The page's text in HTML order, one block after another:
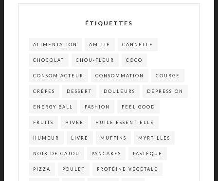
ÉTIQUETTES
ALIMENTATION AMITIÉ CANNELLE
CHOCOLAT CHOU-FLEUR COCO
CONSOM'ACTEUR CONSOMMATION COURGE
CRÊPES DESSERT DOULEURS DÉPRESSION
ENERGY BALL FASHION FEEL GOOD
FRUITS HIVER HUILE ESSENTIELLE
HUMEUR LIVRE MUFFINS MYRTILLES
NOIX DE CAJOU PANCAKES PASTÈQUE
PIZZA POULET PROTÉINE VÉGÉTALE